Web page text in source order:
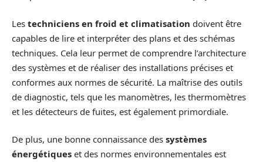
Les techniciens en froid et climatisation doivent être
capables de lire et interpréter des plans et des schémas
techniques. Cela leur permet de comprendre l’architecture
des systèmes et de réaliser des installations précises et
conformes aux normes de sécurité. La maîtrise des outils
de diagnostic, tels que les manomètres, les thermomètres
et les détecteurs de fuites, est également primordiale.
De plus, une bonne connaissance des systèmes
énergétiques et des normes environnementales est